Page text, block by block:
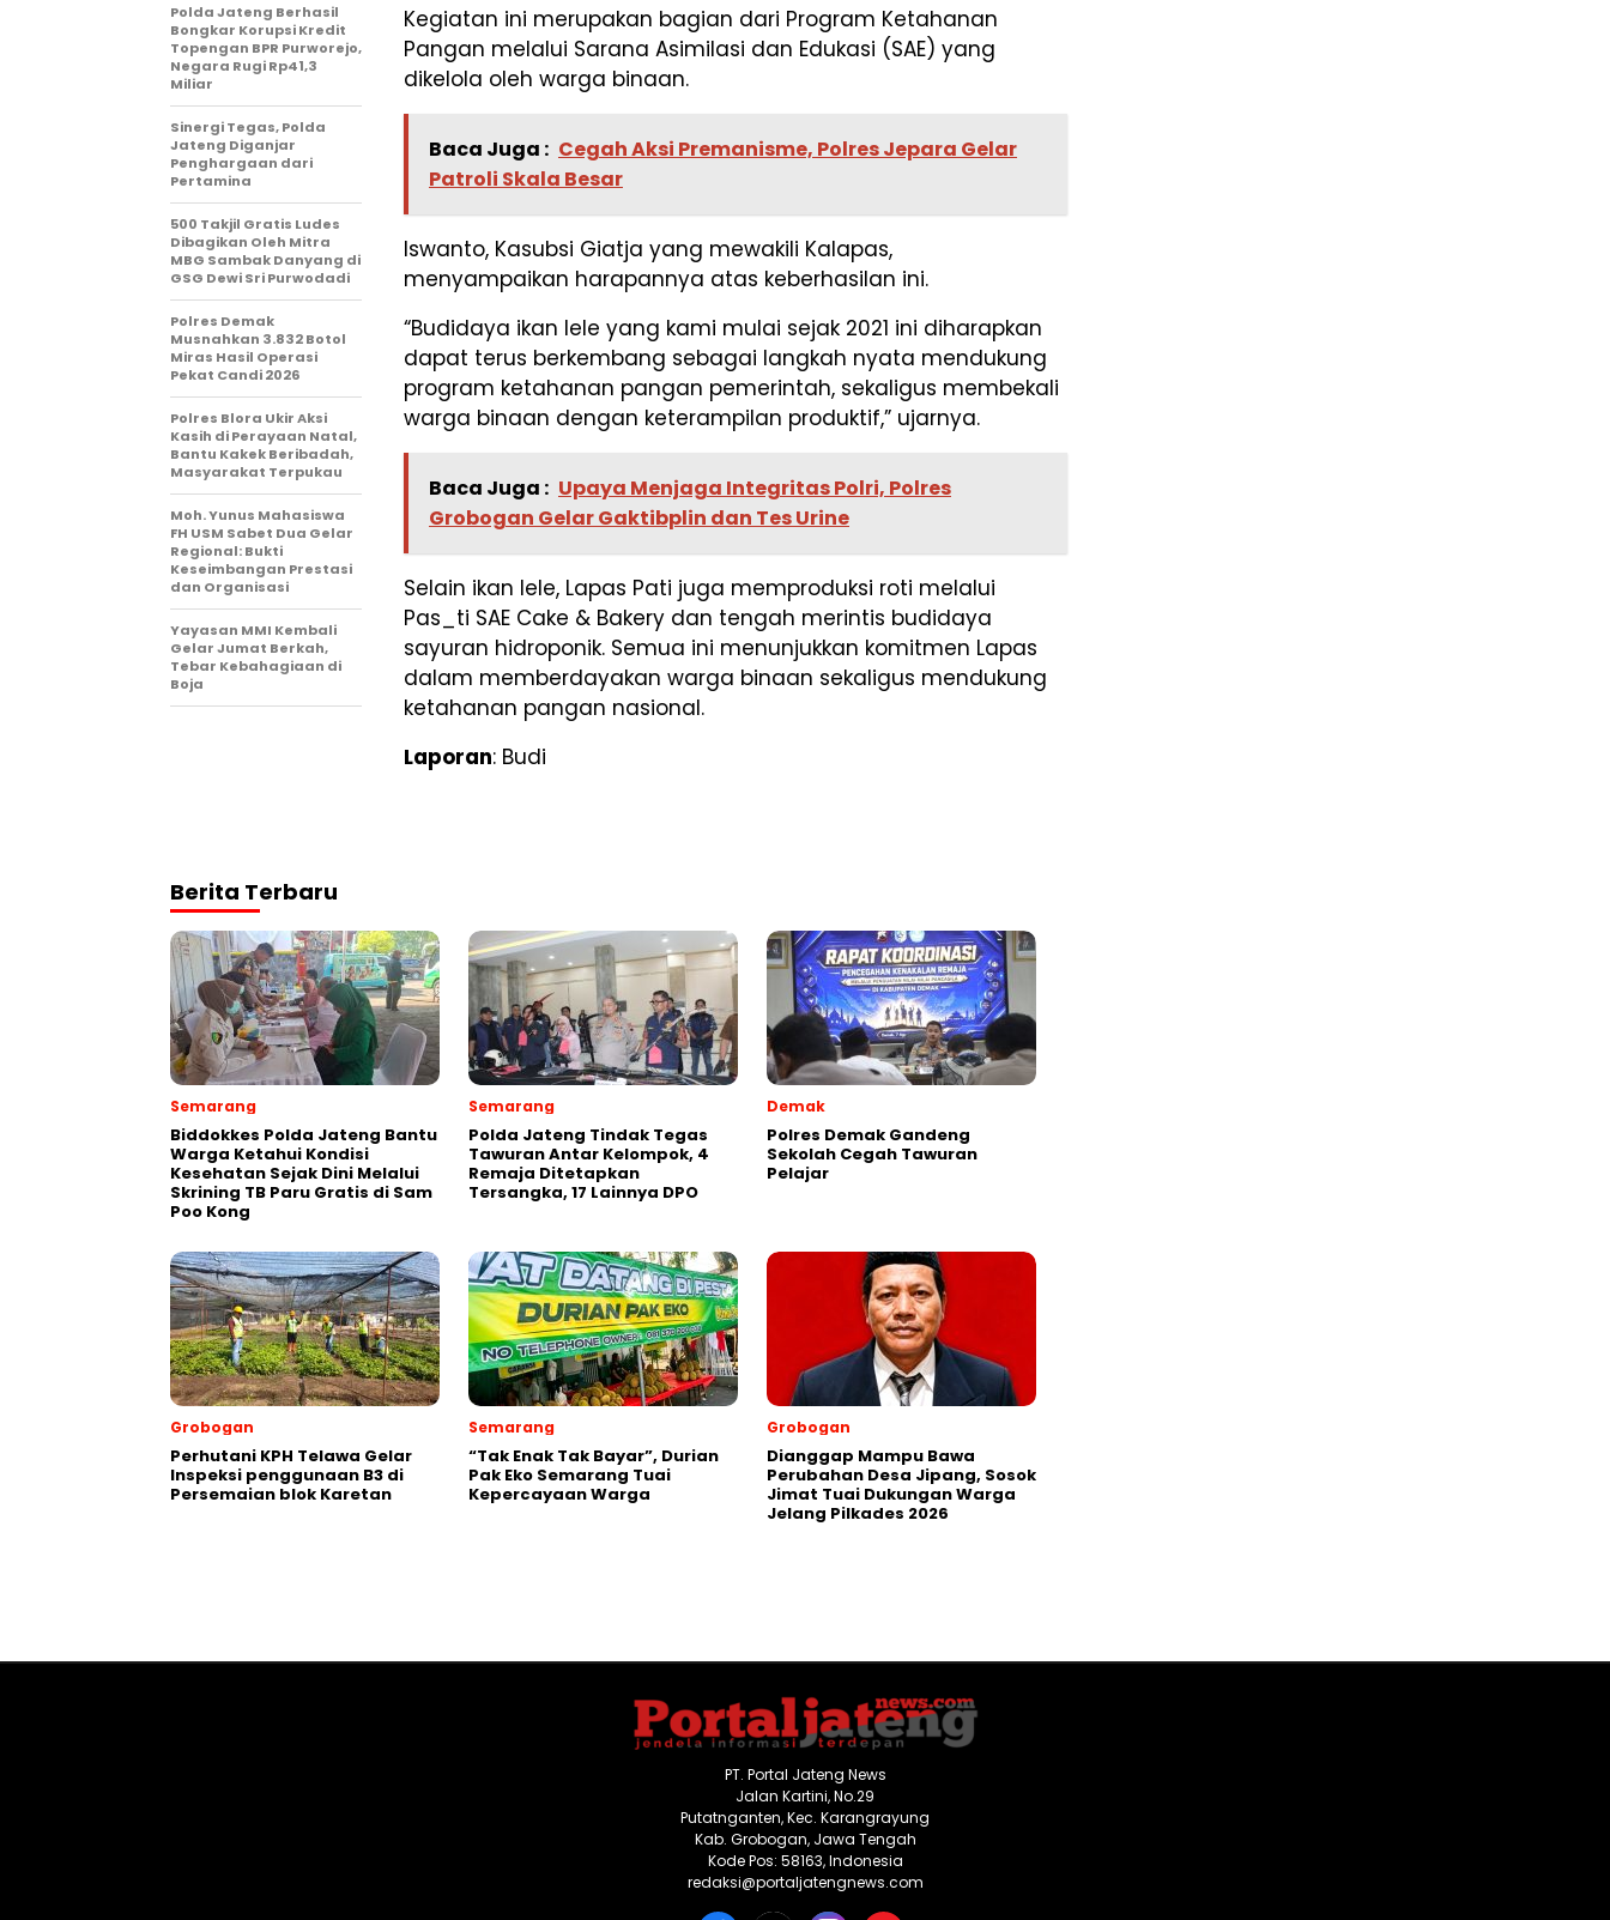
Kegiatan ini merupakan bagian dari Program Ketahanan
Pangan melalui Sarana Asimilasi dan Edukasi (SAE) yang
dikelola oleh warga binaan.
Baca Juga : Cegah Aksi Premanisme, Polres Jepara Gelar
Patroli Skala Besar
Iswanto, Kasubsi Giatja yang mewakili Kalapas,
menyampaikan harapannya atas keberhasilan ini.
“Budidaya ikan lele yang kami mulai sejak 2021 ini diharapkan
dapat terus berkembang sebagai langkah nyata mendukung
program ketahanan pangan pemerintah, sekaligus membekali
warga binaan dengan keterampilan produktif,” ujarnya.
Baca Juga : Upaya Menjaga Integritas Polri, Polres
Grobogan Gelar Gaktibplin dan Tes Urine
Selain ikan lele, Lapas Pati juga memproduksi roti melalui
Pas_ti SAE Cake & Bakery dan tengah merintis budidaya
sayuran hidroponik. Semua ini menunjukkan komitmen Lapas
dalam memberdayakan warga binaan sekaligus mendukung
ketahanan pangan nasional.
Laporan: Budi
Polda Jateng Berhasil
Bongkar Korupsi Kredit
Topengan BPR Purworejo,
Negara Rugi Rp41,3
Miliar
Sinergi Tegas, Polda
Jateng Diganjar
Penghargaan dari
Pertamina
500 Takjil Gratis Ludes
Dibagikan Oleh Mitra
MBG Sambak Danyang di
GSG Dewi Sri Purwodadi
Polres Demak
Musnahkan 3.832 Botol
Miras Hasil Operasi
Pekat Candi 2026
Polres Blora Ukir Aksi
Kasih di Perayaan Natal,
Bantu Kakek Beribadah,
Masyarakat Terpukau
Moh. Yunus Mahasiswa
FH USM Sabet Dua Gelar
Regional: Bukti
Keseimbangan Prestasi
dan Organisasi
Yayasan MMI Kembali
Gelar Jumat Berkah,
Tebar Kebahagiaan di
Boja
Berita Terbaru
Semarang
Biddokkes Polda Jateng Bantu
Warga Ketahui Kondisi
Kesehatan Sejak Dini Melalui
Skrining TB Paru Gratis di Sam
Poo Kong
Semarang
Polda Jateng Tindak Tegas
Tawuran Antar Kelompok, 4
Remaja Ditetapkan
Tersangka, 17 Lainnya DPO
Demak
Polres Demak Gandeng
Sekolah Cegah Tawuran
Pelajar
Grobogan
Perhutani KPH Telawa Gelar
Inspeksi penggunaan B3 di
Persemaian blok Karetan
Semarang
“Tak Enak Tak Bayar”, Durian
Pak Eko Semarang Tuai
Kepercayaan Warga
Grobogan
Dianggap Mampu Bawa
Perubahan Desa Jipang, Sosok
Jimat Tuai Dukungan Warga
Jelang Pilkades 2026
PT. Portal Jateng News
Jalan Kartini, No.29
Putatnganten, Kec. Karangrayung
Kab. Grobogan, Jawa Tengah
Kode Pos: 58163, Indonesia
redaksi@portaljatengnews.com